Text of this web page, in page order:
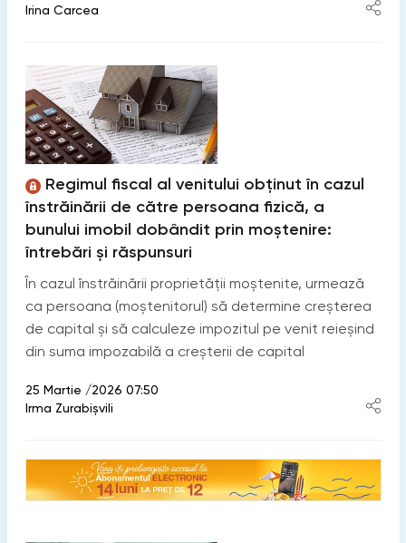
Irina Carcea
Regimul fiscal al venitului obținut în cazul
înstrăinării de către persoana fizică, a
bunului imobil dobândit prin moștenire:
întrebări și răspunsuri
În cazul înstrăinării proprietății moștenite, urmează
ca persoana (moștenitorul) să determine creșterea
de capital și să calculeze impozitul pe venit reieșind
din suma impozabilă a creșterii de capital
25 Martie /2026 07:50
Irma Zurabișvili